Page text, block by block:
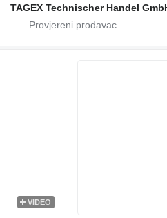
TAGEX Technischer Handel
VIDEO